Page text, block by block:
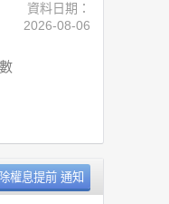
資料日期：
2026-08-06